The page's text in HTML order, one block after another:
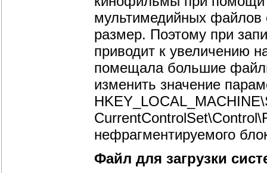
мультимедийных файлов
размер. Поэтому при
приводит к увеличению
помещала большие
изменить значение
нефрагментируемого
Файл для загрузки